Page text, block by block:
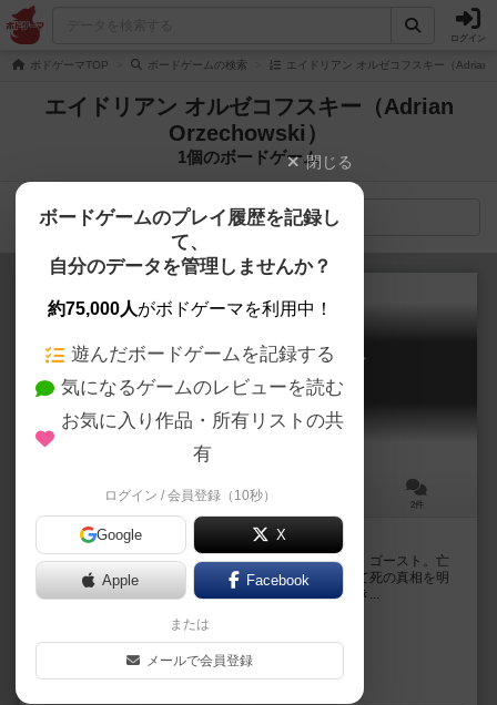
ログイン
ボドゲーマTOP ボードゲームの検索 エイドリアン オルゼコフスキー（Adrian
エイドリアン オルゼコフスキー（Adrian
Orzechowski）
1個のボードゲーム
検索メニュー
パラノーマル・ディテクティブ
Paranormal Detectives
30～50分 2件
どうか、私の死の真相を、明らかにして下さい
無念の死を遂げた、自分であった亡骸を見つめる霊魂・ゴースト。亡
骸を囲んでいるのは探偵たちです。誰でもいい。せめて死の真相を明
らかにして欲しい。さもなくば安らかに眠ることもでき...
シモン・マリスキー（Szymon Maliński）
マテウシュ・コマダ（Mateusz Komada）
ラッキーダックゲームズ（Lucky Duck Games）
閉じる
ボードゲームのプレイ履歴を記録し
て、
自分のデータを管理しませんか？
約75,000人がボドゲーマを利用中！
遊んだボードゲームを記録する
気になるゲームのレビューを読む
お気に入り作品・所有リストの共
有
ログイン / 会員登録（10秒）
Google X
Apple Facebook
または
メールで会員登録